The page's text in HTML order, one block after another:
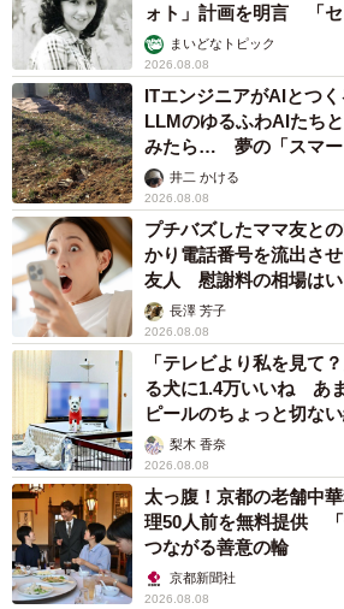
ォト」計画を明言 「
む」まいどなトピック
2026.08.08
ITエンジニアがAIとつ
LLMのゆるふわAIたち
みたら… 夢の「スマー
るか井二 かける
2026.08.08
プチバズしたママ友と
かり電話番号を流出さ
友人 慰謝料の相場はい
解説】長澤 芳子
2026.08.08
「テレビより私を見て
る犬に1.4万いいね あ
ピールのちょっと切な
梨木 香奈
2026.08.08
太っ腹！京都の老舗中
理50人前を無料提供 「
つながる善意の輪
京都新聞社
2026.08.08